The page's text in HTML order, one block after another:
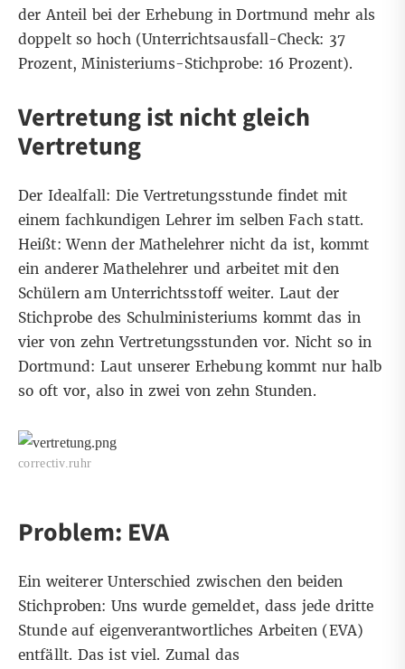
der Anteil bei der Erhebung in Dortmund mehr als
doppelt so hoch (Unterrichtsausfall-Check: 37
Prozent, Ministeriums-Stichprobe: 16 Prozent).
Vertretung ist nicht gleich
Vertretung
Der Idealfall: Die Vertretungsstunde findet mit
einem fachkundigen Lehrer im selben Fach statt.
Heißt: Wenn der Mathelehrer nicht da ist, kommt
ein anderer Mathelehrer und arbeitet mit den
Schülern am Unterrichtsstoff weiter. Laut der
Stichprobe des Schulministeriums kommt das in
vier von zehn Vertretungsstunden vor. Nicht so in
Dortmund: Laut unserer Erhebung kommt nur halb
so oft vor, also in zwei von zehn Stunden.
correctiv.ruhr
Problem: EVA
Ein weiterer Unterschied zwischen den beiden
Stichproben: Uns wurde gemeldet, dass jede dritte
Stunde auf eigenverantwortliches Arbeiten (EVA)
entfällt. Das ist viel. Zumal das